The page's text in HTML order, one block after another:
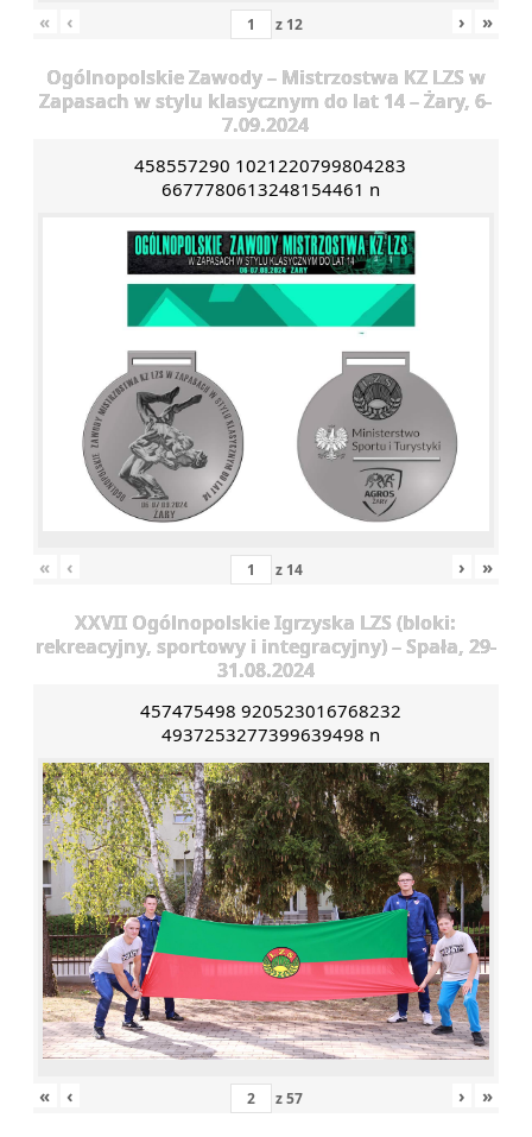
« ‹ z 12 › »
Ogólnopolskie Zawody – Mistrzostwa KZ LZS w
Zapasach w stylu klasycznym do lat 14 – Żary, 6-
7.09.2024
458557290 1021220799804283
6677780613248154461 n
« ‹ z 14 › »
XXVII Ogólnopolskie Igrzyska LZS (bloki:
rekreacyjny, sportowy i integracyjny) – Spała, 29-
31.08.2024
457475498 920523016768232
4937253277399639498 n
« ‹ z57 › »